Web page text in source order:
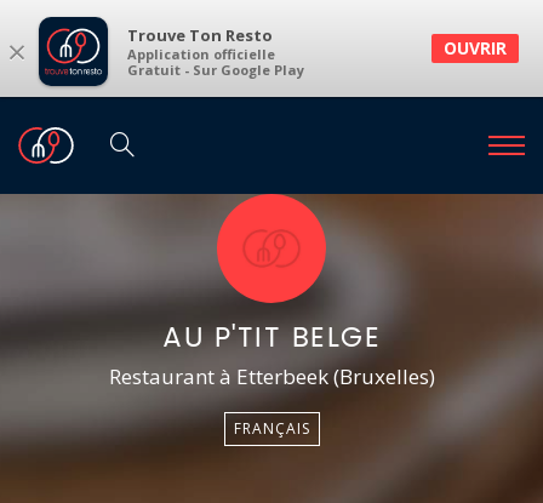
× Trouve Ton Resto
Application officielle
Gratuit - Sur Google Play
OUVRIR
AU P'TIT BELGE
Restaurant à Etterbeek (Bruxelles)
FRANÇAIS